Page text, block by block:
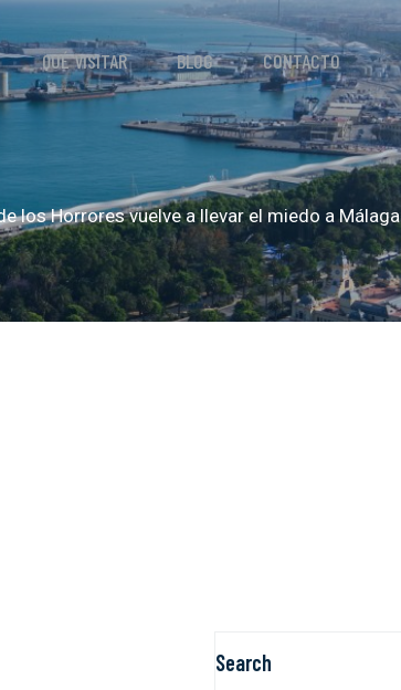
QUÉ VISITAR BLOG CONTACTO
los Horrores vuelve a llevar el miedo a Málaga
Search